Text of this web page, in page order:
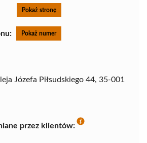
Pokaż stronę
Pokaż numer
Józefa Piłsudskiego 44, 35-001
przez klientów: